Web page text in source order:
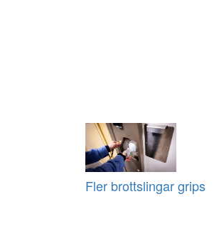
Fler brottslingar grips